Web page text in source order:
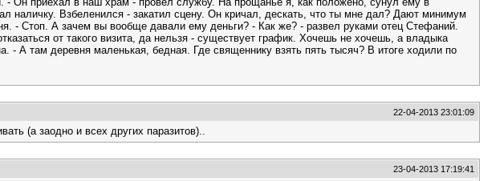
наличку. Взбеленился - закатил сцену. Он кричал, дескать, что ты мне дал? Дают минимум
- Стоп. А зачем вы вообще давали ему деньги? - Как же? - развел руками отец Стефаний.
от такого визита, да нельзя - существует график. Хочешь не хочешь, а владыка
А там деревня маленькая, бедная. Где священнику взять пять тысяч? В итоге ходили по
22-04-2013 23:01:09
(а заодно и всех других паразитов)..
23-04-2013 17:19:41